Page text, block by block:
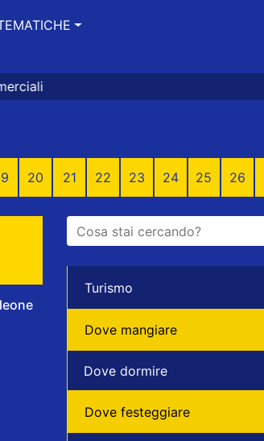
20 21 22 23 24 25 26
Turismo
Dove mangiare
Dove dormire
Dove festeggiare